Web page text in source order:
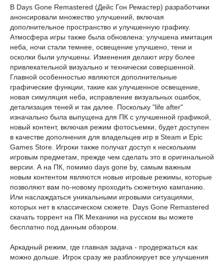
В Days Gone Remastered (Дейс Гон Ремастер) разработчики
анонсировали множество улучшений, включая
дополнительное пространство и улучшенную графику.
Атмосфера игры также была обновлена: улучшена имитация
неба, ночи стали темнее, освещение улучшено, тени и
осколки были улучшены. Изменения делают игру более
привлекательной визуально и технически совершенной.
Главной особенностью являются дополнительные
графические функции, такие как улучшенное освещение,
новая симуляция неба, исправление визуальных ошибок,
детализация теней и так далее. Поскольку "life after"
изначально была выпущена для ПК с улучшенной графикой,
новый контент, включая режим фотосъемки, будет доступен
в качестве дополнения для владельцев игр в Steam и Epic
Games Store. Игроки также получат доступ к нескольким
игровым предметам, прежде чем сделать это в оригинальной
версии. А на ПК, помимо days gone by, самым важным
новым контентом являются новые игровые режимы, которые
позволяют вам по-новому проходить сюжетную кампанию.
Или наслаждаться уникальными игровыми ситуациями,
которых нет в классическом сюжете. Days Gone Remastered
скачать торрент на ПК Механики на русском вы можете
бесплатно под данным обзором.
Аркадный режим, где главная задача - продержаться как
можно дольше. Игрок сразу же разблокирует все улучшения